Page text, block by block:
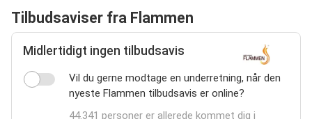
Tilbudsaviser fra Flammen
Midlertidigt ingen tilbudsavis
Vil du gerne modtage en underretning, når den
nyeste Flammen tilbudsavis er online?
44.341 personer er allerede kommet dig i